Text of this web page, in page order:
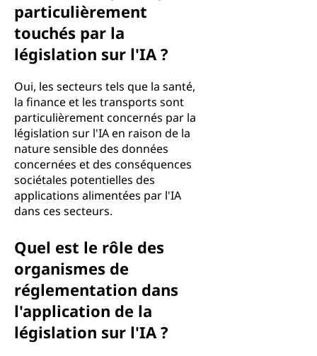
particulièrement
touchés par la
législation sur l'IA ?
Oui, les secteurs tels que la santé,
la finance et les transports sont
particulièrement concernés par la
législation sur l'IA en raison de la
nature sensible des données
concernées et des conséquences
sociétales potentielles des
applications alimentées par l'IA
dans ces secteurs.
Quel est le rôle des
organismes de
réglementation dans
l'application de la
législation sur l'IA ?